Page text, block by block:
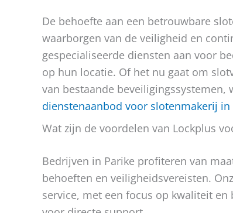
De behoefte aan een betrouwbare
waarborgen van de veiligheid en
gespecialiseerde diensten aan voor
op hun locatie. Of het nu gaat om
van bestaande
dienstenaanbod voor slotenmakerij in
Wat zijn de voordelen van Lockplus
Bedrijven in Parike profiteren van
behoeften en veiligheidsvereisten.
service, met een focus op kwaliteit en